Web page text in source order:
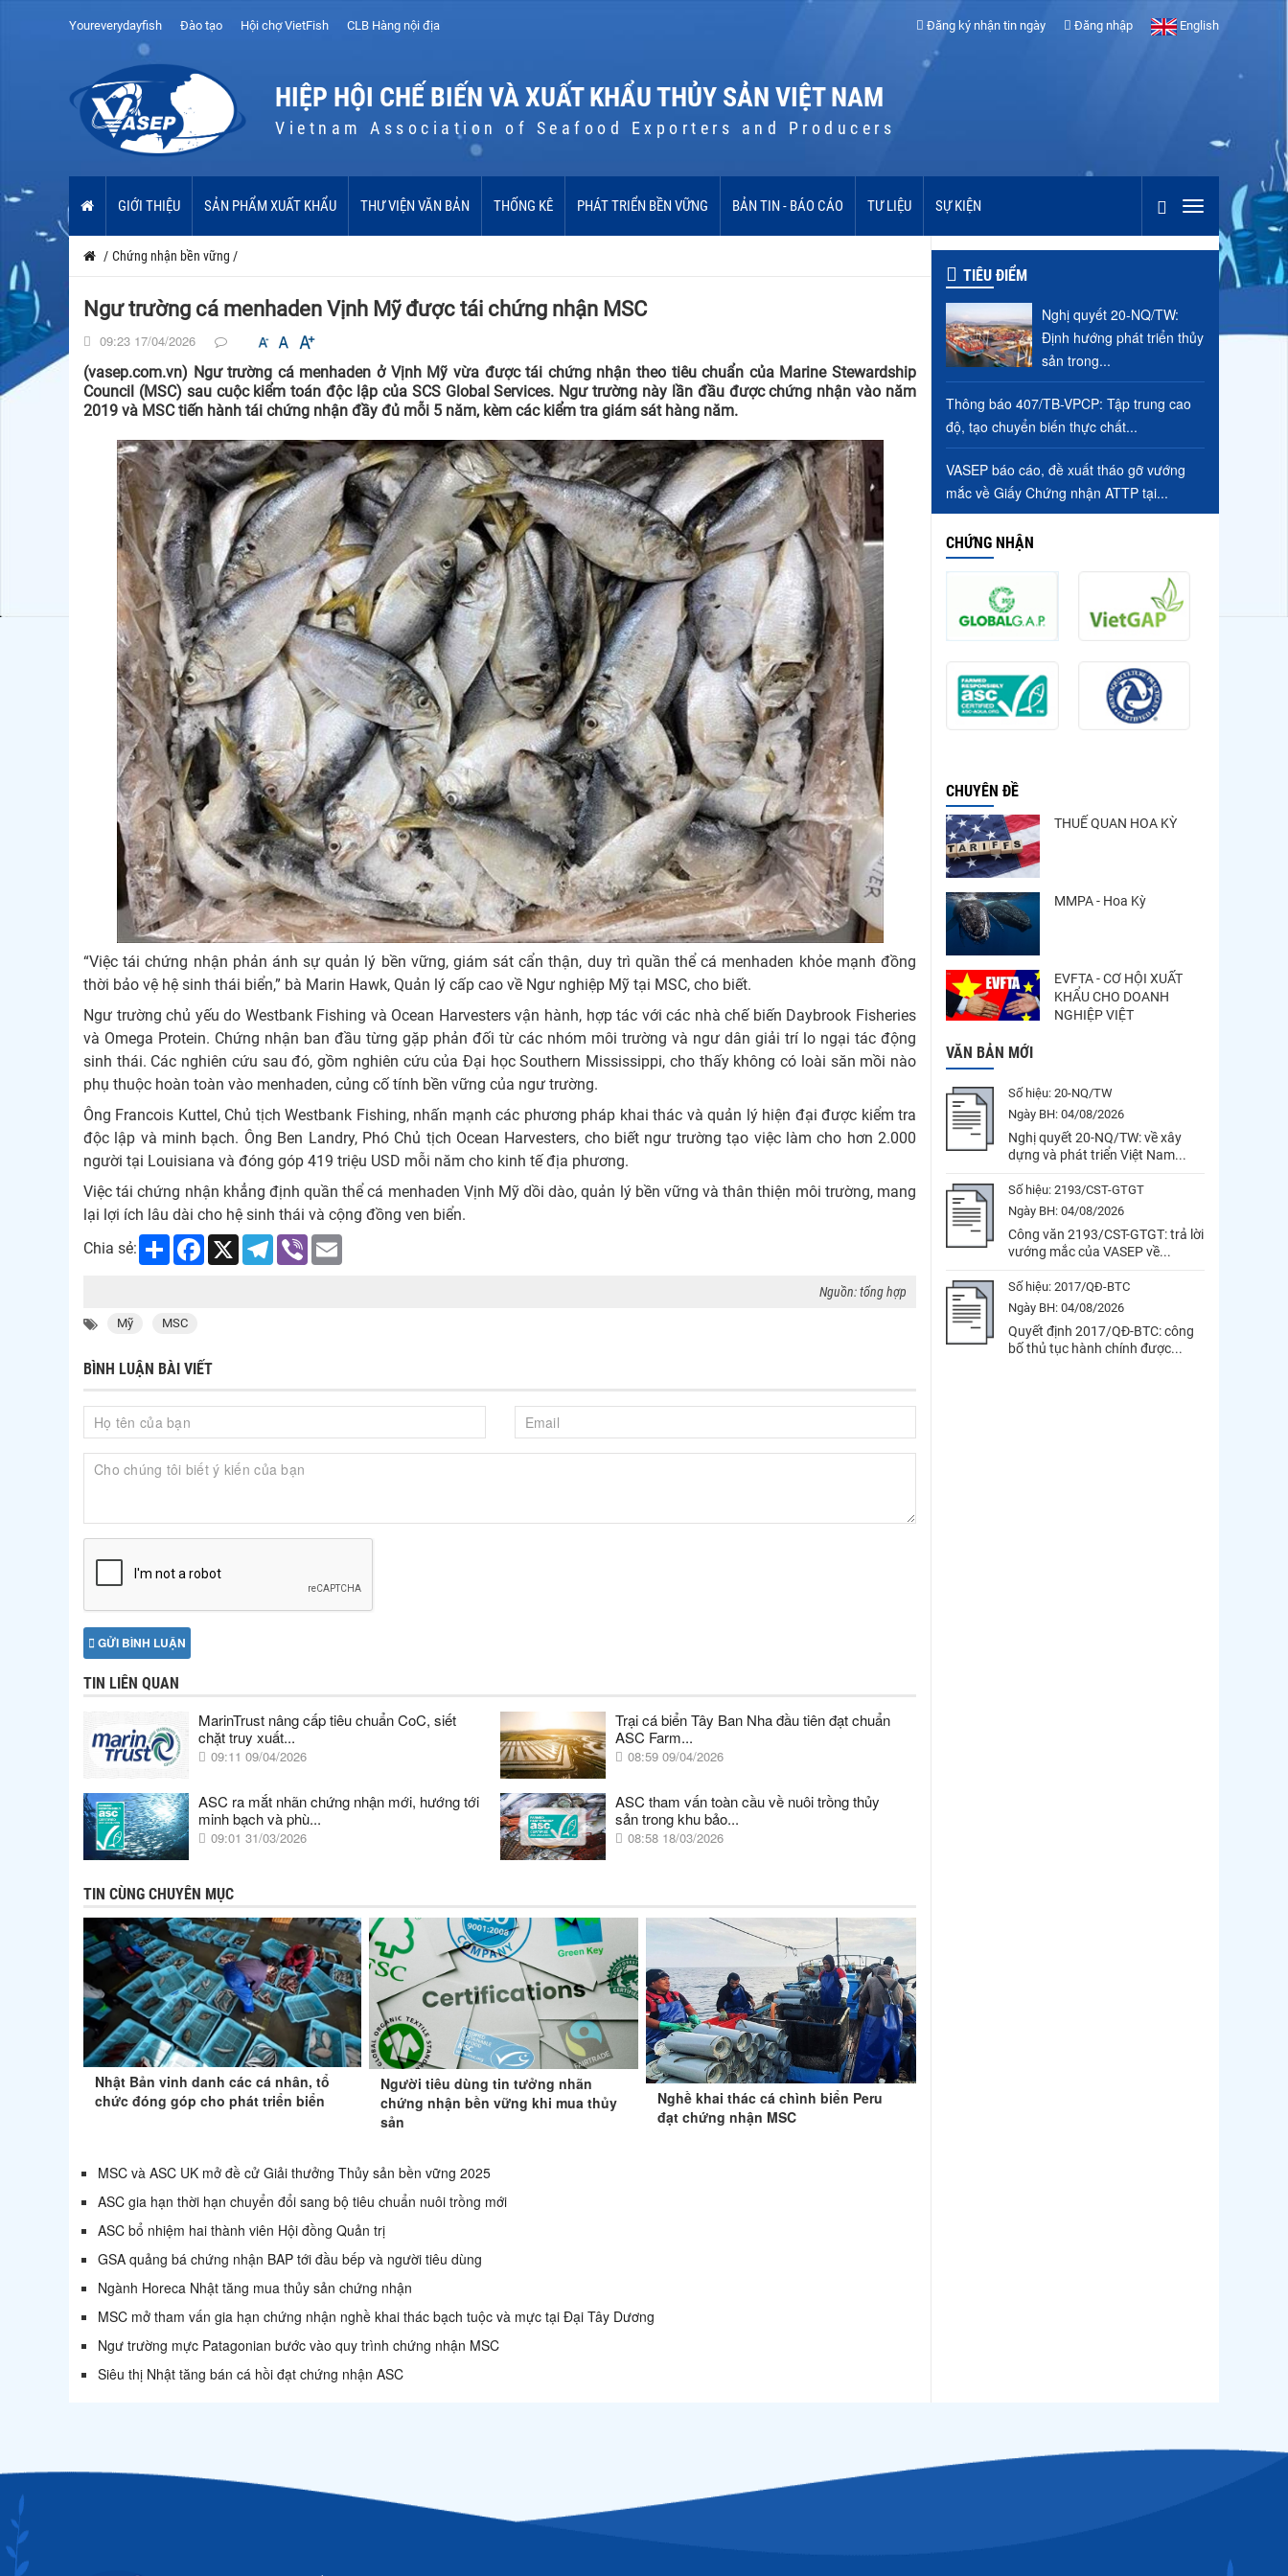
Youreverydayfish Đào tạo Hội chợ VietFish CLB Hàng nội địa Đăng ký nhận tin ngày Đăng nhập English
HIỆP HỘI CHẾ BIẾN VÀ XUẤT KHẨU THỦY SẢN VIỆT NAM
Vietnam Association of Seafood Exporters and Producers
GIỚI THIỆU SẢN PHẨM XUẤT KHẨU THƯ VIỆN VĂN BẢN THỐNG KÊ PHÁT TRIỂN BỀN VỮNG BẢN TIN - BÁO CÁO TƯ LIỆU SỰ KIỆN
/ Chứng nhận bền vững /
Ngư trường cá menhaden Vịnh Mỹ được tái chứng nhận MSC
09:23 17/04/2026
(vasep.com.vn) Ngư trường cá menhaden ở Vịnh Mỹ vừa được tái chứng nhận theo tiêu chuẩn của Marine Stewardship
Council (MSC) sau cuộc kiểm toán độc lập của SCS Global Services. Ngư trường này lần đầu được chứng nhận vào năm
2019 và MSC tiến hành tái chứng nhận đầy đủ mỗi 5 năm, kèm các kiểm tra giám sát hàng năm.
“Việc tái chứng nhận phản ánh sự quản lý bền vững, giám sát cẩn thận, duy trì quần thể cá menhaden khỏe mạnh đồng
thời bảo vệ hệ sinh thái biển,” bà Marin Hawk, Quản lý cấp cao về Ngư nghiệp Mỹ tại MSC, cho biết.
Ngư trường chủ yếu do Westbank Fishing và Ocean Harvesters vận hành, hợp tác với các nhà chế biến Daybrook Fisheries
và Omega Protein. Chứng nhận ban đầu từng gặp phản đối từ các nhóm môi trường và ngư dân giải trí lo ngại tác động
sinh thái. Các nghiên cứu sau đó, gồm nghiên cứu của Đại học Southern Mississippi, cho thấy không có loài săn mồi nào
phụ thuộc hoàn toàn vào menhaden, củng cố tính bền vững của ngư trường.
Ông Francois Kuttel, Chủ tịch Westbank Fishing, nhấn mạnh các phương pháp khai thác và quản lý hiện đại được kiểm tra
độc lập và minh bạch. Ông Ben Landry, Phó Chủ tịch Ocean Harvesters, cho biết ngư trường tạo việc làm cho hơn 2.000
người tại Louisiana và đóng góp 419 triệu USD mỗi năm cho kinh tế địa phương.
Việc tái chứng nhận khẳng định quần thể cá menhaden Vịnh Mỹ dồi dào, quản lý bền vững và thân thiện môi trường, mang
lại lợi ích lâu dài cho hệ sinh thái và cộng đồng ven biển.
Chia sẻ:
Share Facebook
X Telegram
Viber
Nguồn: tổng hợp
Mỹ MSC
BÌNH LUẬN BÀI VIẾT
GỬI BÌNH LUẬN
TIN LIÊN QUAN
MarinTrust nâng cấp tiêu chuẩn CoC, siết
chặt truy xuất...
09:11 09/04/2026
Trại cá biển Tây Ban Nha đầu tiên đạt chuẩn
ASC Farm...
08:59 09/04/2026
ASC ra mắt nhãn chứng nhận mới, hướng tới
minh bạch và phù...
09:01 31/03/2026
ASC tham vấn toàn cầu về nuôi trồng thủy
sản trong khu bảo...
08:58 18/03/2026
TIN CÙNG CHUYÊN MỤC
Nhật Bản vinh danh các cá nhân, tổ
chức đóng góp cho phát triển biển
Người tiêu dùng tin tưởng nhãn
chứng nhận bền vững khi mua thủy
sản
Nghề khai thác cá chình biển Peru
đạt chứng nhận MSC
MSC và ASC UK mở đề cử Giải thưởng Thủy sản bền vững 2025
ASC gia hạn thời hạn chuyển đổi sang bộ tiêu chuẩn nuôi trồng mới
ASC bổ nhiệm hai thành viên Hội đồng Quản trị
GSA quảng bá chứng nhận BAP tới đầu bếp và người tiêu dùng
Ngành Horeca Nhật tăng mua thủy sản chứng nhận
MSC mở tham vấn gia hạn chứng nhận nghề khai thác bạch tuộc và mực tại Đại Tây Dương
Ngư trường mực Patagonian bước vào quy trình chứng nhận MSC
Siêu thị Nhật tăng bán cá hồi đạt chứng nhận ASC
TIÊU ĐIỂM
Nghị quyết 20-NQ/TW:
Định hướng phát triển thủy
sản trong...
Thông báo 407/TB-VPCP: Tập trung cao
độ, tạo chuyển biến thực chất...
VASEP báo cáo, đề xuất tháo gỡ vướng
mắc về Giấy Chứng nhận ATTP tại...
CHỨNG NHẬN
CHUYÊN ĐỀ
THUẾ QUAN HOA KỲ
MMPA - Hoa Kỳ
EVFTA - CƠ HỘI XUẤT
KHẨU CHO DOANH
NGHIỆP VIỆT
VĂN BẢN MỚI
Số hiệu: 20-NQ/TW
Ngày BH: 04/08/2026
Nghị quyết 20-NQ/TW: về xây
dựng và phát triển Việt Nam...
Số hiệu: 2193/CST-GTGT
Ngày BH: 04/08/2026
Công văn 2193/CST-GTGT: trả lời
vướng mắc của VASEP về...
Số hiệu: 2017/QĐ-BTC
Ngày BH: 04/08/2026
Quyết định 2017/QĐ-BTC: công
bố thủ tục hành chính được...